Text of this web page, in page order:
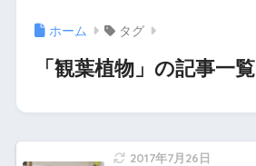
ホーム タグ
「観葉植物」の記事一覧
2017年7月26日